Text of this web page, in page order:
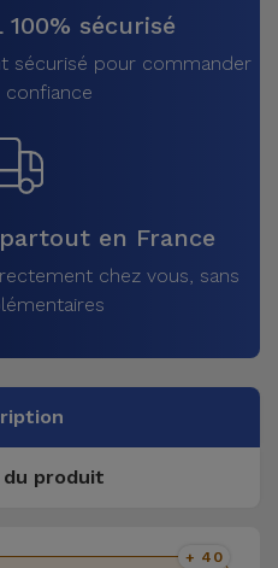
100% sécurisé
sécurisé pour commander
en France
chez vous, sans
du produit
+ 40